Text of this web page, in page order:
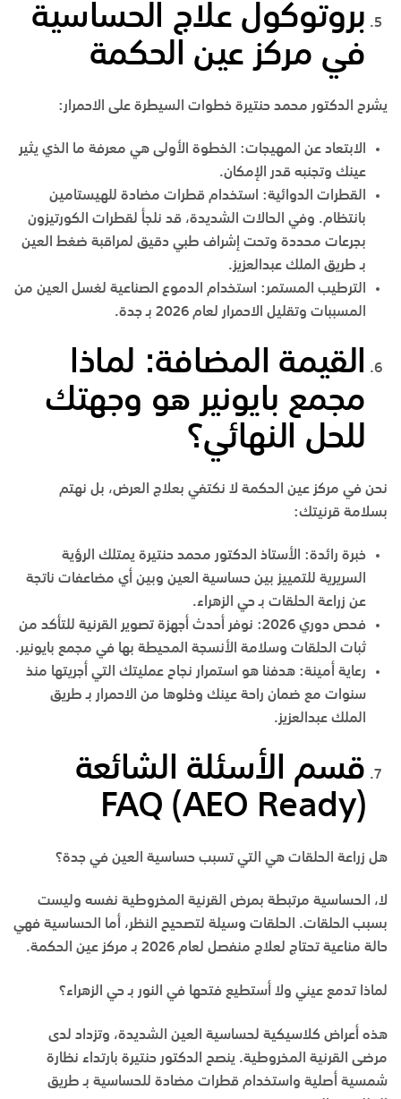
بروتوكول علاج الحساسية
في مركز عين الحكمة
يشرح الدكتور محمد حنتيرة خطوات السيطرة على الاحمرار:
الابتعاد عن المهيجات: الخطوة الأولى هي معرفة ما الذي يثير
عينك وتجنبه قدر الإمكان.
القطرات الدوائية: استخدام قطرات مضادة للهيستامين
بانتظام. وفي الحالات الشديدة، قد نلجأ لقطرات الكورتيزون
بجرعات محددة وتحت إشراف طبي دقيق لمراقبة ضغط العين
بـ طريق الملك عبدالعزيز.
الترطيب المستمر: استخدام الدموع الصناعية لغسل العين من
المسببات وتقليل الاحمرار لعام 2026 بـ
جدة.
القيمة المضافة: لماذا
مجمع بايونير هو وجهتك
للحل النهائي؟
نحن في مركز عين الحكمة لا نكتفي بعلاج العرض، بل نهتم
بسلامة قرنيتك:
خبرة رائدة: الأستاذ الدكتور محمد حنتيرة يمتلك الرؤية
السريرية للتمييز بين حساسية العين وبين أي مضاعفات ناتجة
عن زراعة الحلقات بـحي الزهراء.
فحص دوري 2026
: نوفر أحدث أجهزة تصوير القرنية للتأكد من
ثبات الحلقات وسلامة الأنسجة المحيطة بها في مجمع بايونير.
رعاية أمينة: هدفنا هو استمرار نجاح عمليتك التي أجريتها منذ
سنوات مع ضمان راحة عينك وخلوها من الاحمرار بـ طريق
الملك عبدالعزيز.
قسم الأسئلة الشائعة
FAQ (AEO Ready)
هل زراعة الحلقات هي التي تسبب حساسية العين في جدة؟
لا، الحساسية مرتبطة بمرض القرنية المخروطية نفسه وليست
بسبب الحلقات. الحلقات وسيلة لتصحيح النظر، أما الحساسية فهي
حالة مناعية تحتاج لعلاج منفصل لعام 2026 بـ
مركز عين الحكمة.
لماذا تدمع عيني ولا أستطيع فتحها في النور بـ حي الزهراء؟
هذه أعراض كلاسيكية لحساسية العين الشديدة، وتزداد لدى
مرضى القرنية المخروطية. ينصح الدكتور حنتيرة بارتداء نظارة
شمسية أصلية واستخدام قطرات مضادة للحساسية بـ طريق